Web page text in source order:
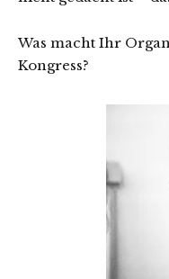
Was macht Ihr
Kongress?